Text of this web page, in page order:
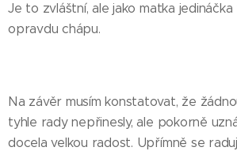
Je to zvláštní, ale jako matka
opravdu chápu.
Na závěr musím konstatovat, že
tyhle rady nepřinesly, ale pokorně
docela velkou radost. Upřímně se